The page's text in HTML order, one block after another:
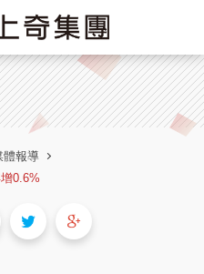
體報導
0.6%